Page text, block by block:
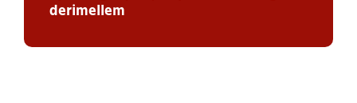
derimellem